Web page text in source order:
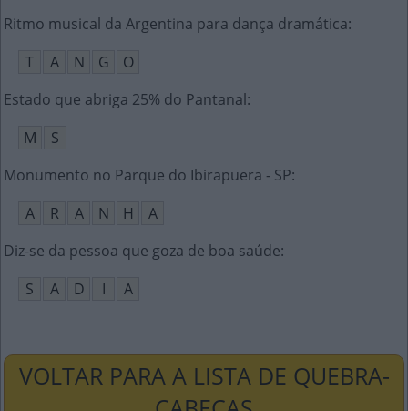
Ritmo musical da Argentina para dança dramática:
T
A N G
O
Estado que abriga 25% do Pantanal:
M
S
Monumento no Parque do Ibirapuera - SP:
A
R A N H
A
Diz-se da pessoa que goza de boa saúde:
S
A D I A
VOLTAR PARA A LISTA DE QUEBRA-